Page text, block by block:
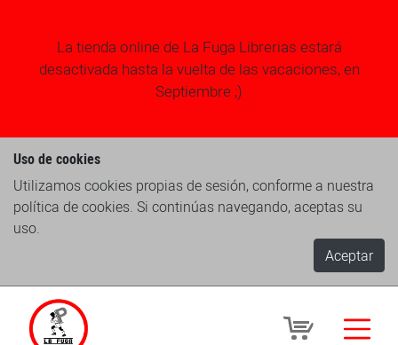
La tienda online de La Fuga Librerias estará
desactivada hasta la vuelta de las vacaciones, en
Septiembre ;)
Uso de cookies
Utilizamos cookies propias de sesión, conforme a nuestra
política de cookies. Si continúas navegando, aceptas su
uso.
Aceptar